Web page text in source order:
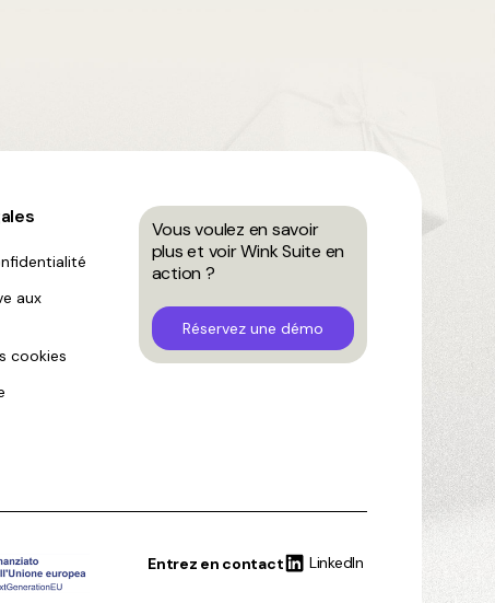
aux
cookies
Vous voulez en savoir
plus et voir Wink Suite en
action ?
Réservez une démo
Entrez en contact LinkedIn